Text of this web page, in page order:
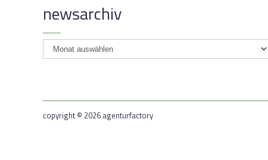
newsarchiv
newsarchiv
copyright © 2026 agenturfactory